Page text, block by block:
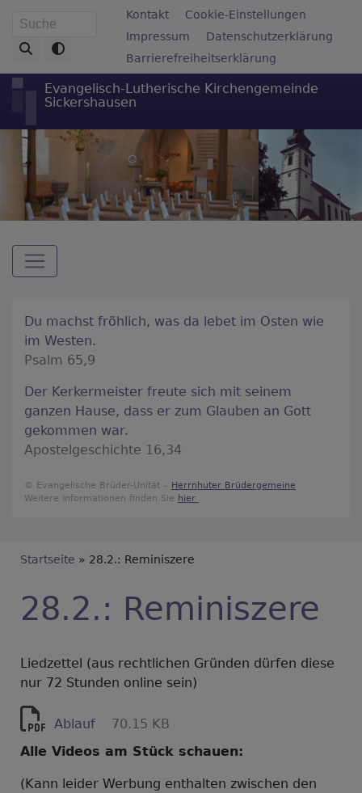
zum
Inhalt
Suche Fußbereichsmenü
Kontakt
Cookie-Einstellungen
Impressum
Datenschutzerklärung
Barrierefreiheitserklärung
Evangelisch-Lutherische Kirchengemeinde
Sickershausen
Hauptnavigation
Du machst fröhlich, was da lebet im Osten wie
im Westen.
Psalm 65,9
Der Kerkermeister freute sich mit seinem
ganzen Hause, dass er zum Glauben an Gott
gekommen war.
Apostelgeschichte 16,34
© Evangelische Brüder-Unität – Herrnhuter Brüdergemeine
Weitere Informationen finden Sie hier .
Breadcrumb
Startseite 28.2.: Reminiszere
28.2.: Reminiszere
Liedzettel (aus rechtlichen Gründen dürfen diese
nur 72 Stunden online sein)
Ablauf
70.15 KB
Alle Videos am Stück schauen:
(Kann leider Werbung enthalten zwischen den